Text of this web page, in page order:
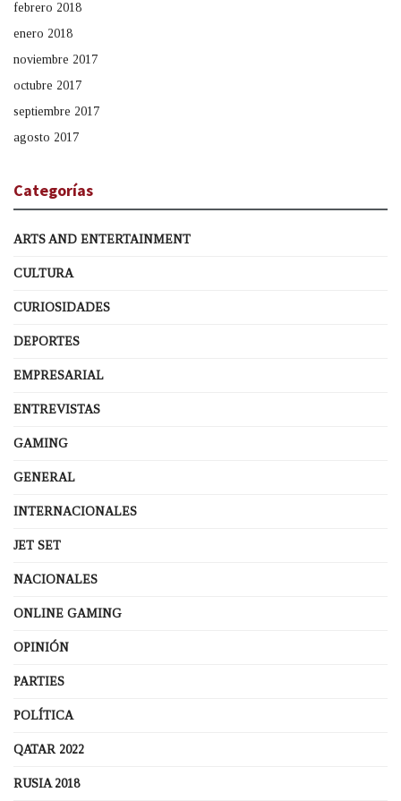
febrero 2018
enero 2018
noviembre 2017
octubre 2017
septiembre 2017
agosto 2017
Categorías
ARTS AND ENTERTAINMENT
CULTURA
CURIOSIDADES
DEPORTES
EMPRESARIAL
ENTREVISTAS
GAMING
GENERAL
INTERNACIONALES
JET SET
NACIONALES
ONLINE GAMING
OPINIÓN
PARTIES
POLÍTICA
QATAR 2022
RUSIA 2018